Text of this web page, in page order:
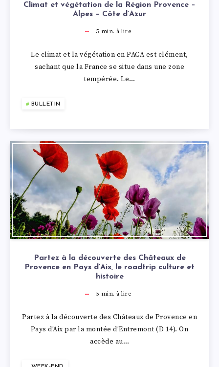
Climat et végétation de la Région Provence –
Alpes – Côte d’Azur
5 min. à lire
Le climat et la végétation en PACA est clément,
sachant que la France se situe dans une zone
tempérée. Le…
BULLETIN
Partez à la découverte des Châteaux de
Provence en Pays d’Aix, le roadtrip culture et
histoire
5 min. à lire
Partez à la découverte des Châteaux de Provence en
Pays d’Aix par la montée d’Entremont (D 14). On
accède au…